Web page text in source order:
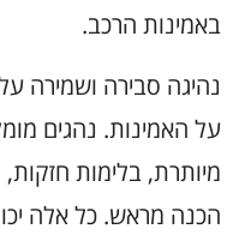
באמינות הרכב.
נהיגה סבירה ושמירה
על האמינות. נהגים
מיותרת, בלימות
הכנה מראש. כל אלה